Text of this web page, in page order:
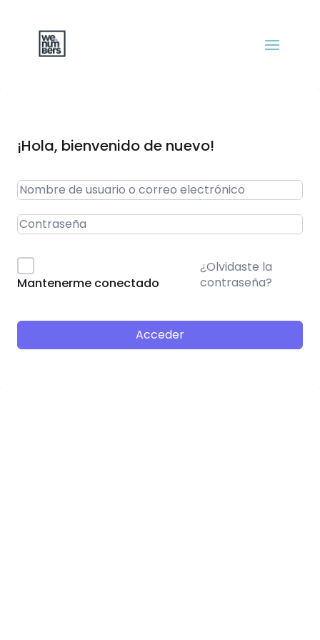
¡Hola, bienvenido de nuevo!
Mantenerme conectado
¿Olvidaste la
contraseña?
Acceder